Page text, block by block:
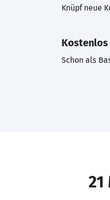
Knüpf neue
Schon als
21